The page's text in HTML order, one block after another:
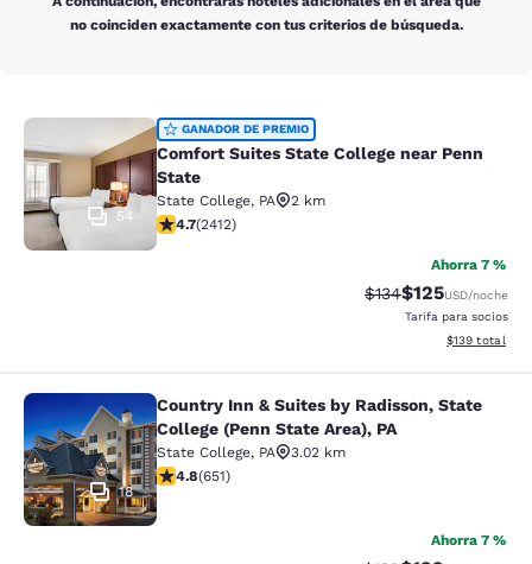
no coinciden exactamente con tus criterios de búsqueda.
Comfort Suites State College near
54
GANADOR DE PREMIO
Comfort Suites State College near Penn
State
State College, PA
2 km
calificación de 4.67 estrellas. Excepcional. 2412
4.7(2412)
Ahorra 7 %
Precio tachado:
$134Precio con
$125USD/noche
Tarifa para socios
Ver detalles
$139 total
Country Inn & Suites by Radisson,
18
Country Inn & Suites by Radisson, State
College (Penn State Area), PA
State College, PA
3.02 km
calificación de 4.76 estrellas. Excepcional. 651
4.8(651)
Ahorra 7 %